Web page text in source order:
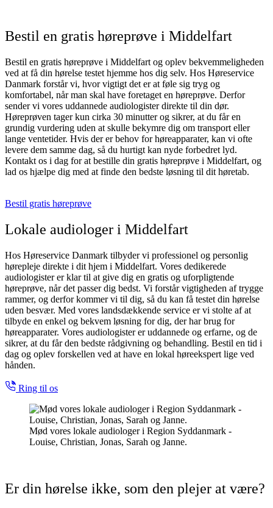
Bestil en gratis høreprøve i Middelfart
Bestil en gratis høreprøve i Middelfart og oplev bekvemmeligheden
ved at få din hørelse testet hjemme hos dig selv. Hos Høreservice
Danmark forstår vi, hvor vigtigt det er at føle sig tryg og
komfortabel, når man skal have foretaget en høreprøve. Derfor
sender vi vores uddannede audiologister direkte til din dør.
Høreprøven tager kun cirka 30 minutter og sikrer, at du får en
grundig vurdering uden at skulle bekymre dig om transport eller
lange ventetider. Hvis der er behov for høreapparater, kan vi ofte
levere dem samme dag, så du hurtigt kan nyde forbedret lyd.
Kontakt os i dag for at bestille din gratis høreprøve i Middelfart, og
lad os hjælpe dig med at finde den bedste løsning til dit høretab.
Bestil gratis høreprøve
Lokale audiologer i Middelfart
Hos Høreservice Danmark tilbyder vi professionel og personlig
hørepleje direkte i dit hjem i Middelfart. Vores dedikerede
audiologister er klar til at give dig en gratis og uforpligtende
høreprøve, når det passer dig bedst. Vi forstår vigtigheden af trygge
rammer, og derfor kommer vi til dig, så du kan få testet din hørelse
uden besvær. Med vores landsdækkende service er vi stolte af at
tilbyde en enkel og bekvem løsning for dig, der har brug for
høreapparater. Vores audiologister er uddannede og erfarne, og de
sikrer, at du får den bedste rådgivning og behandling. Bestil en tid i
dag og oplev forskellen ved at have en lokal høreekspert lige ved
hånden.
Ring til os
Mød vores lokale audiologer i Region Syddanmark -
Louise, Christian, Jonas, Sarah og Janne.
Er din hørelse ikke, som den plejer at være?